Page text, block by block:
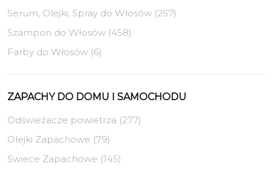
Serum, Olejki, Spray do Włosów (257)
Szampon do Włosów (458)
Farby do Włosów (6)
ZAPACHY DO DOMU I SAMOCHODU
Odświeżacze powietrza (277)
Olejki Zapachowe (79)
Świece Zapachowe (145)